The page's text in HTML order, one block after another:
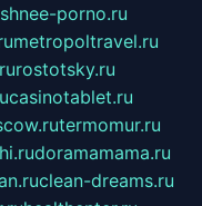
porno.ru
metropoltravel.ru
rostotsky.ru
casinotablet.ru
termomur.ru
doramamama.ru
clean-dreams.ru